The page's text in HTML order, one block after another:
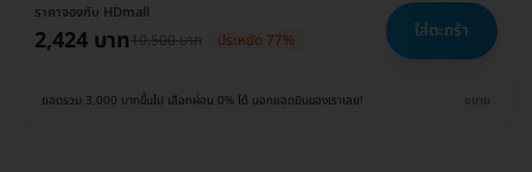
ราคาจองกับ HDmall
2,424 บาท10,500 บาท ประหยัด 77% ใส่ตะกร้า
ยอดรวม 3,000 บาทขึ้นไป เลือกผ่อน 0% ได้ บอกแอดมินของเราเลย! ขยาย